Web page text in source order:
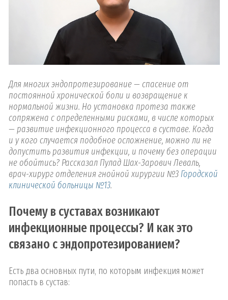
Для многих эндопротезирование — спасение от
постоянной хронической боли и возвращение к
нормальной жизни. Но установка протеза также
сопряжена с определенными рисками, в числе которых
— развитие инфекционного процесса в суставе. Когда
и у кого случается подобное осложнение, можно ли не
допустить развития инфекции, и почему без операции
не обойтись? Рассказал Пулад Шах-Зарович Леваль,
врач-хирург отделения гнойной хирургии №3 Городской
клинической больницы №13.
Почему в суставах возникают
инфекционные процессы? И как это
связано с эндопротезированием?
Есть два основных пути, по которым инфекция может
попасть в сустав: